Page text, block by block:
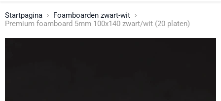
Startpagina
Foamboarden zwart-wit
Premium foamboard 5mm 100x140 zwart/wit (20 platen)